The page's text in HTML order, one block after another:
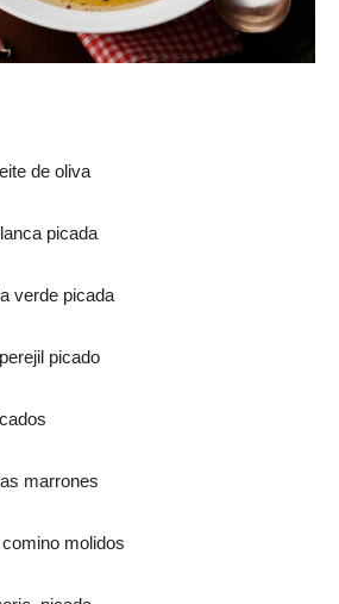
de oliva
picada
verde picada
picado
marrones
molidos